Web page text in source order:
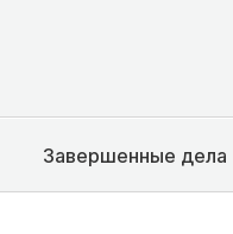
Завершенные дела